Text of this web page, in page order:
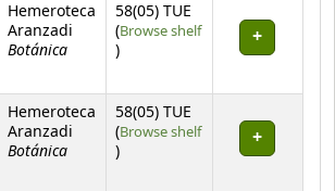
Hemeroteca
Aranzadi
Botánica
58(05) TUE
(Browse shelf
(Opens below)
)
Hemeroteca
Aranzadi
Botánica
58(05) TUE
(Browse shelf
(Opens below)
)